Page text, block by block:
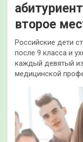
второе
Российские дети
после 9 класса и
каждый девятый
медицинской